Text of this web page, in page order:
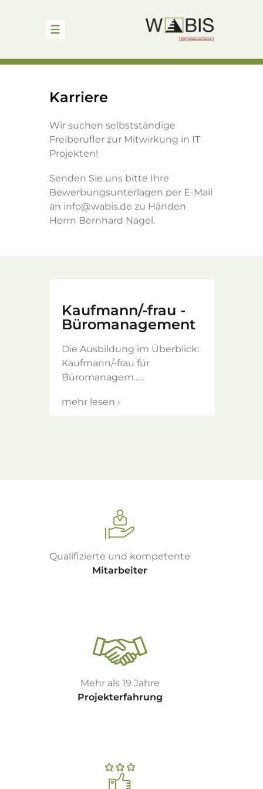
Lösungen & Leistungen
Projekte
Karriere
Datenschutz
AGB
Karriere
Wir suchen selbstständige
Freiberufler zur Mitwirkung in IT
Projekten!
Senden Sie uns bitte Ihre
Bewerbungsunterlagen per E-Mail
an info@wabis.de zu Händen
Herrn Bernhard Nagel.
Kaufmann/-frau -
Büromanagement
Die Ausbildung im Überblick:
Kaufmann/-frau für
Büromanagem......
mehr lesen ›
Qualifizierte und kompetente
Mitarbeiter
Mehr als 19 Jahre
Projekterfahrung